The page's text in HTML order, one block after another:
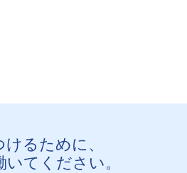
るために、
てください。